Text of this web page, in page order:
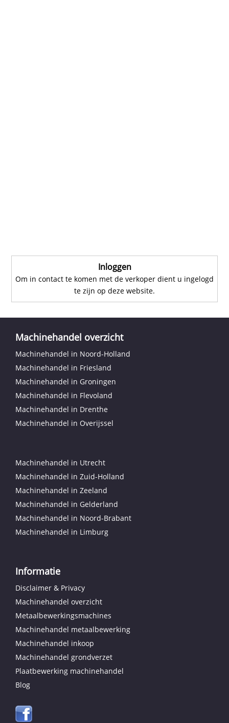
Inloggen
Om in contact te komen met de verkoper dient u ingelogd
te zijn op deze website.
Machinehandel overzicht
Machinehandel in Noord-Holland
Machinehandel in Friesland
Machinehandel in Groningen
Machinehandel in Flevoland
Machinehandel in Drenthe
Machinehandel in Overijssel
Machinehandel in Utrecht
Machinehandel in Zuid-Holland
Machinehandel in Zeeland
Machinehandel in Gelderland
Machinehandel in Noord-Brabant
Machinehandel in Limburg
Informatie
Disclaimer & Privacy
Machinehandel overzicht
Metaalbewerkingsmachines
Machinehandel metaalbewerking
Machinehandel inkoop
Machinehandel grondverzet
Plaatbewerking machinehandel
Blog